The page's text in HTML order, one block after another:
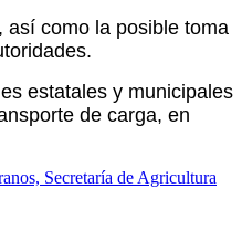
así como la posible toma
estatales y municipales
de carga, en
Secretaría de Agricultura